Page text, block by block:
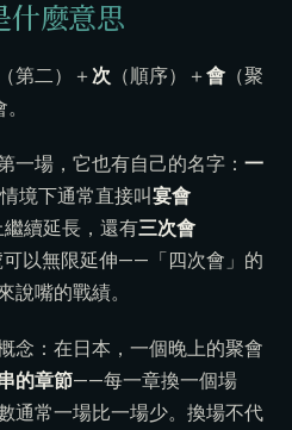
什麼意思
（第二）＋次 （順序）＋會 （聚
一場，它也有自己的名字： 一
境下通常直接叫宴會
繼續延長，還有三次會
可以無限延伸——「四次會」的
嘴的戰績。
念：在日本，一個晚上的聚會
的章節——每一章換一個場
通常一場比一場少。換場不代